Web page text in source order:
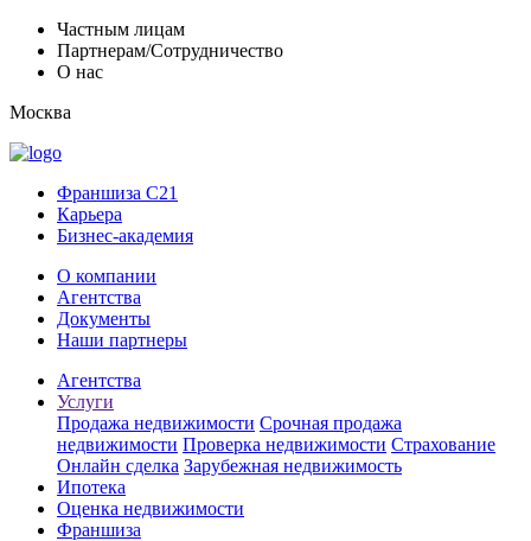
Частным лицам
Партнерам/Сотрудничество
О нас
Москва
Франшиза C21
Карьера
Бизнес-академия
О компании
Агентства
Документы
Наши партнеры
Агентства
Услуги
Продажа недвижимости Срочная продажа
недвижимости Проверка недвижимости Страхование
Онлайн сделка Зарубежная недвижимость
Ипотека
Оценка недвижимости
Франшиза